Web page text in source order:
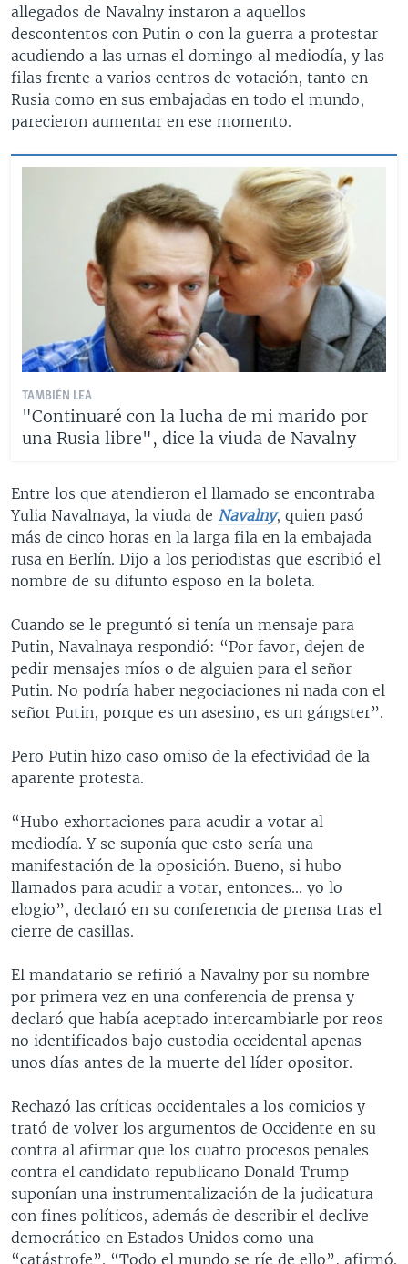
allegados de Navalny instaron a aquellos
descontentos con Putin o con la guerra a protestar
acudiendo a las urnas el domingo al mediodía, y las
filas frente a varios centros de votación, tanto en
Rusia como en sus embajadas en todo el mundo,
parecieron aumentar en ese momento.
TAMBIÉN LEA
"Continuaré con la lucha de mi marido por
una Rusia libre", dice la viuda de Navalny
Entre los que atendieron el llamado se encontraba
Yulia Navalnaya, la viuda de Navalny, quien pasó
más de cinco horas en la larga fila en la embajada
rusa en Berlín. Dijo a los periodistas que escribió el
nombre de su difunto esposo en la boleta.
Cuando se le preguntó si tenía un mensaje para
Putin, Navalnaya respondió: “Por favor, dejen de
pedir mensajes míos o de alguien para el señor
Putin. No podría haber negociaciones ni nada con el
señor Putin, porque es un asesino, es un gángster”.
Pero Putin hizo caso omiso de la efectividad de la
aparente protesta.
“Hubo exhortaciones para acudir a votar al
mediodía. Y se suponía que esto sería una
manifestación de la oposición. Bueno, si hubo
llamados para acudir a votar, entonces... yo lo
elogio”, declaró en su conferencia de prensa tras el
cierre de casillas.
El mandatario se refirió a Navalny por su nombre
por primera vez en una conferencia de prensa y
declaró que había aceptado intercambiarle por reos
no identificados bajo custodia occidental apenas
unos días antes de la muerte del líder opositor.
Rechazó las críticas occidentales a los comicios y
trató de volver los argumentos de Occidente en su
contra al afirmar que los cuatro procesos penales
contra el candidato republicano Donald Trump
suponían una instrumentalización de la judicatura
con fines políticos, además de describir el declive
democrático en Estados Unidos como una
“catástrofe”. “Todo el mundo se ríe de ello”, afirmó.